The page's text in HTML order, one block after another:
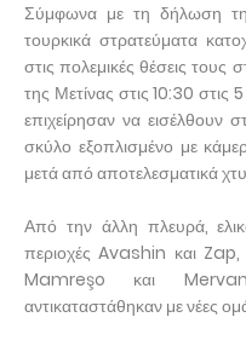
Σύμφωνα με τη δήλωση
τουρκικά στρατεύματα
στις πολεμικές θέσεις τους
της Μετίνας στις 10:30 στις
επιχείρησαν να εισέλθουν
σκύλο εξοπλισμένο με
μετά από αποτελεσματικά
Από την άλλη πλευρά,
περιοχές Avashin και Zap,
Mamreşo και
αντικαταστάθηκαν με νέες